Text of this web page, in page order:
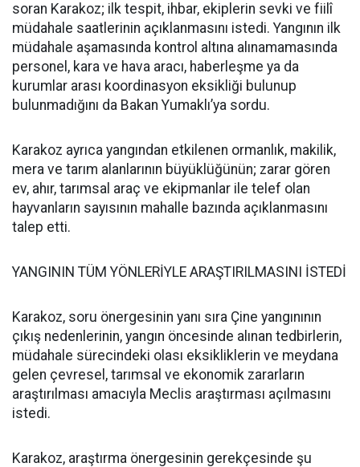
soran Karakoz; ilk tespit, ihbar, ekiplerin sevki ve fiilî
müdahale saatlerinin açıklanmasını istedi. Yangının ilk
müdahale aşamasında kontrol altına alınamamasında
personel, kara ve hava aracı, haberleşme ya da
kurumlar arası koordinasyon eksikliği bulunup
bulunmadığını da Bakan Yumaklı’ya sordu.
Karakoz ayrıca yangından etkilenen ormanlık, makilik,
mera ve tarım alanlarının büyüklüğünün; zarar gören
ev, ahır, tarımsal araç ve ekipmanlar ile telef olan
hayvanların sayısının mahalle bazında açıklanmasını
talep etti.
YANGININ TÜM YÖNLERİYLE ARAŞTIRILMASINI İSTEDİ
Karakoz, soru önergesinin yanı sıra Çine yangınının
çıkış nedenlerinin, yangın öncesinde alınan tedbirlerin,
müdahale sürecindeki olası eksikliklerin ve meydana
gelen çevresel, tarımsal ve ekonomik zararların
araştırılması amacıyla Meclis araştırması açılmasını
istedi.
Karakoz, araştırma önergesinin gerekçesinde şu